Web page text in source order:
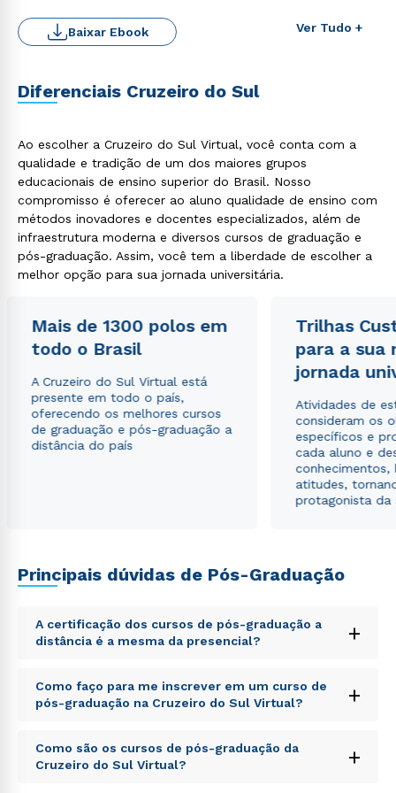
Ver Tudo +
Baixar Ebook
Diferenciais Cruzeiro do Sul
Ao escolher a Cruzeiro do Sul Virtual, você conta com a
qualidade e tradição de um dos maiores grupos
educacionais de ensino superior do Brasil. Nosso
compromisso é oferecer ao aluno qualidade de ensino com
métodos inovadores e docentes especializados, além de
infraestrutura moderna e diversos cursos de graduação e
pós-graduação. Assim, você tem a liberdade de escolher a
melhor opção para sua jornada universitária.
Mais de 1300 polos em
todo o Brasil
A Cruzeiro do Sul Virtual está
presente em todo o país,
oferecendo os melhores cursos
de graduação e pós-graduação a
distância do país
Trilhas
para a sua
jornada
Atividades de
consideram os
específicos e
cada aluno e
conhecimentos,
atitudes,
protagonista da
Principais dúvidas de Pós-Graduação
A certificação dos cursos de pós-graduação a
distância é a mesma da presencial?
+
Sed ut perspiciatis unde omnis iste natus error sit
voluptatem accusantium doloremque laudantium,
totam rem aperiam, eaque ipsa quae ab illo inventore
explicabo. Nemo enim ipsam voluptatem quia
voluptas sit aspernatur aut odit aut fugit, sed quia
Como faço para me inscrever em um curso de
pós-graduação na Cruzeiro do Sul Virtual?
+
Sed ut perspiciatis unde omnis iste natus error sit
voluptatem accusantium doloremque laudantium,
Como são os cursos de pós-graduação da
Cruzeiro do Sul Virtual?
+
Rápido e fácil
WhatsApp
ou
Estou de acordo com a Política de Privacidade.e
autorizo que meus dados sejam utilizados para o
envio de conteúdos da Cruzeiro do Sul.